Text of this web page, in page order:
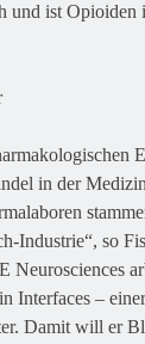
und ist Opioiden
in der
Industrie“, so
Neurosciences
Interfaces –
Damit will er